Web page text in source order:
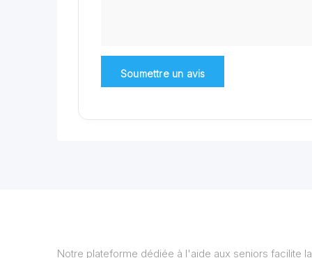
Notre plateforme dédiée à l'aide aux seniors facilite la